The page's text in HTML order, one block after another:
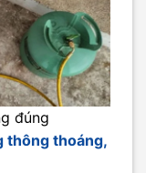
đúng
thông thoáng,